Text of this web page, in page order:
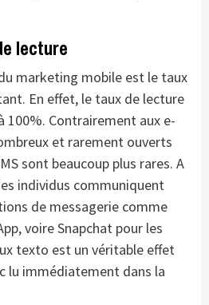
lecture
marketing mobile est le taux
En effet, le taux de lecture
100%. Contrairement aux e-
et rarement ouverts
sont beaucoup plus rares. A
individus communiquent
de messagerie comme
voire Snapchat pour les
texto est un véritable effet
lu immédiatement dans la